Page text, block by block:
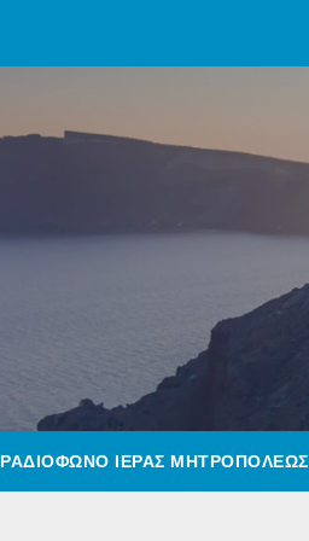
ΡΑΔΙΟΦΩΝΟ ΙΕΡΑΣ ΜΗΤΡΟΠΟΛΕΩΣ